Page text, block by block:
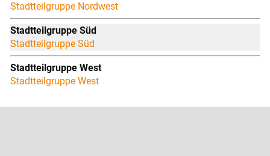
Stadtteilgruppe Nordwest
Stadtteilgruppe Süd
Stadtteilgruppe Süd
Stadtteilgruppe West
Stadtteilgruppe West